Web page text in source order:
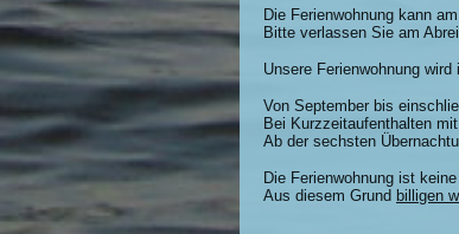
Die Ferienwohnung kann
Bitte verlassen Sie am
Unsere Ferienwohnung
Von September bis
Bei Kurzzeitaufenthalten
Ab der sechsten
Die Ferienwohnung ist
Aus diesem Grund billigen